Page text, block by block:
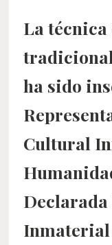
La
ha sido
Cultural
Inmaterial